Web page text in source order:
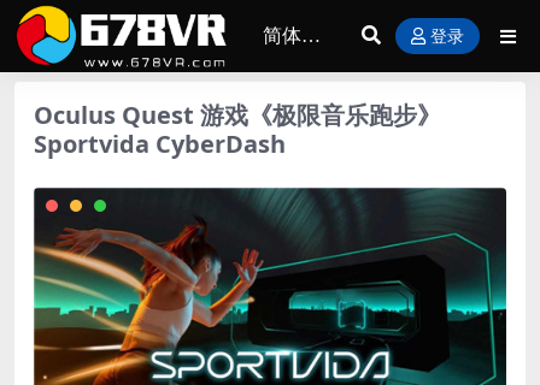
登录
Oculus Quest 游戏《极限音乐跑步》
Sportvida CyberDash